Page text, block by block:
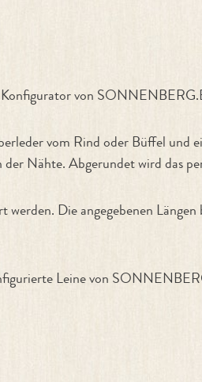
von
vom Rind oder Büffel und
Nähte. Abgerundet wird das
Die angegebenen
Leine von